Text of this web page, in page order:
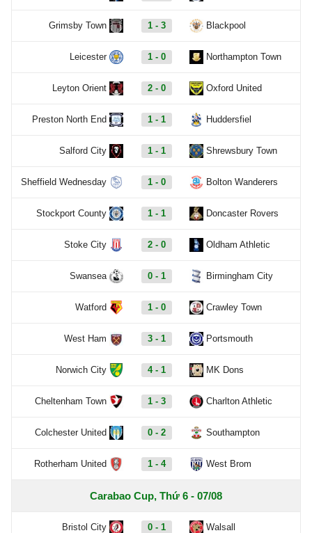
Grimsby Town 1 - 3 Blackpool
Leicester 1 - 0 Northampton Town
Leyton Orient 2 - 0 Oxford United
Preston North End 1 - 1 Huddersfiel
Salford City 1 - 1 Shrewsbury Town
Sheffield Wednesday 1 - 0 Bolton Wanderers
Stockport County 1 - 1 Doncaster Rovers
Stoke City 2 - 0 Oldham Athletic
Swansea 0 - 1 Birmingham City
Watford 1 - 0 Crawley Town
West Ham 3 - 1 Portsmouth
Norwich City 4 - 1 MK Dons
Cheltenham Town 1 - 3 Charlton Athletic
Colchester United 0 - 2 Southampton
Rotherham United 1 - 4 West Brom
Carabao Cup, Thứ 6 - 07/08
Bristol City 0 - 1 Walsall